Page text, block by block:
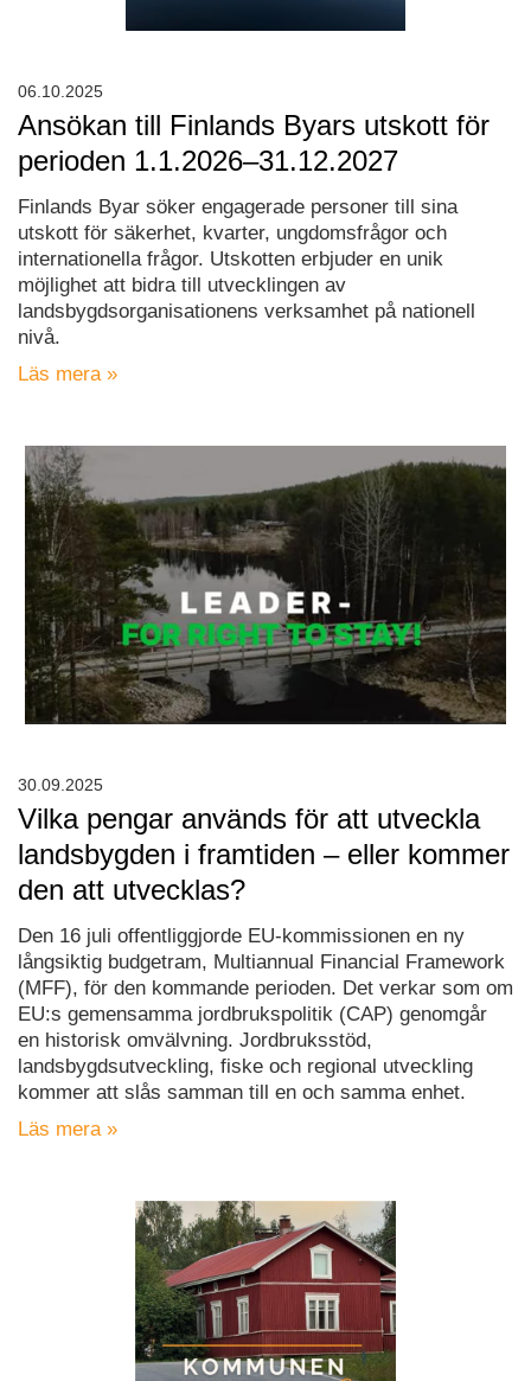
Ansökan till Finlands Byars utskott för
perioden 1.1.2026–31.12.2027
Finlands Byar söker engagerade personer till sina
utskott för säkerhet, kvarter, ungdomsfrågor och
internationella frågor. Utskotten erbjuder en unik
möjlighet att bidra till utvecklingen av
landsbygdsorganisationens verksamhet på nationell
nivå.
Läs mera »
06.10.2025
Vilka pengar används för att utveckla
landsbygden i framtiden – eller kommer
den att utvecklas?
Den 16 juli offentliggjorde EU-kommissionen en ny
långsiktig budgetram, Multiannual Financial Framework
(MFF), för den kommande perioden. Det verkar som om
EU:s gemensamma jordbrukspolitik (CAP) genomgår
en historisk omvälvning. Jordbruksstöd,
landsbygdsutveckling, fiske och regional utveckling
kommer att slås samman till en och samma enhet.
Läs mera »
30.09.2025